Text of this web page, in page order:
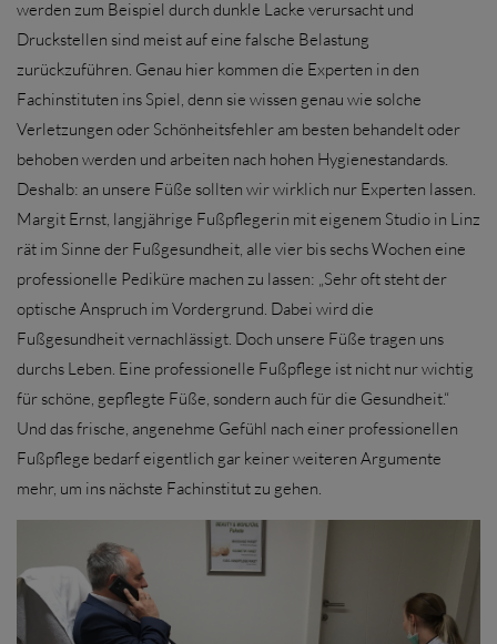
werden zum Beispiel durch dunkle Lacke verursacht und
Druckstellen sind meist auf eine falsche Belastung
zurückzuführen. Genau hier kommen die Experten in den
Fachinstituten ins Spiel, denn sie wissen genau wie solche
Verletzungen oder Schönheitsfehler am besten behandelt oder
behoben werden und arbeiten nach hohen Hygienestandards.
Deshalb: an unsere Füße sollten wir wirklich nur Experten lassen.
Margit Ernst, langjährige Fußpflegerin mit eigenem Studio in Linz
rät im Sinne der Fußgesundheit, alle vier bis sechs Wochen eine
professionelle Pediküre machen zu lassen: „Sehr oft steht der
optische Anspruch im Vordergrund. Dabei wird die
Fußgesundheit vernachlässigt. Doch unsere Füße tragen uns
durchs Leben. Eine professionelle Fußpflege ist nicht nur wichtig
für schöne, gepflegte Füße, sondern auch für die Gesundheit.“
Und das frische, angenehme Gefühl nach einer professionellen
Fußpflege bedarf eigentlich gar keiner weiteren Argumente
mehr, um ins nächste Fachinstitut zu gehen.